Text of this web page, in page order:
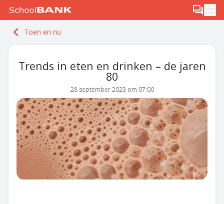
Ga naar de inhoud Berichten
Meld je gratis aan
Toen en nu
Trends in eten en drinken – de jaren
80
28 september 2023 om 07:00